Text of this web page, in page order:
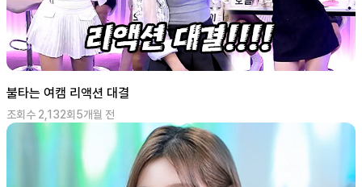
불타는 여캠 리액션 대결
조회수 2,132회 5개월 전